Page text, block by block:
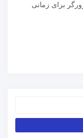
برای زمانی